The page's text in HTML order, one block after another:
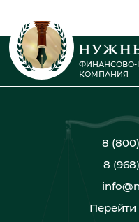
КОМПАНИЯ
8
8